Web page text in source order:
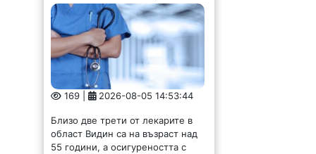
169 | 2026-08-05 14:53:44
Близо две трети от лекарите в
област Видин са на възраст над
55 години, а осигуреността с